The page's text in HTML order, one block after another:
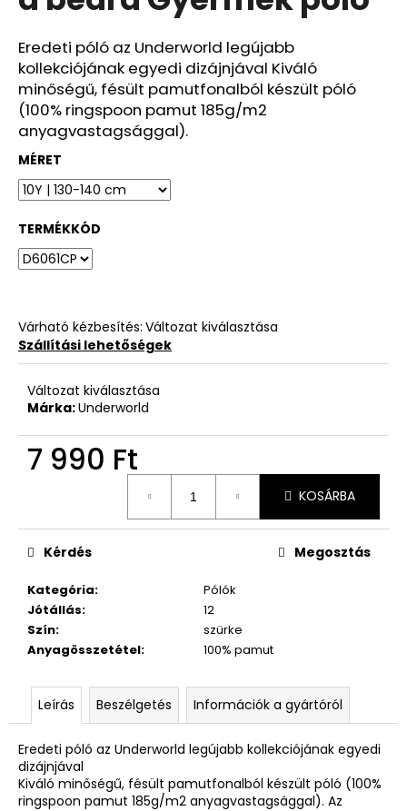
ből
csillag.
Eredeti póló az Underworld legújabb
kollekciójának egyedi dizájnjával Kiváló
minőségű, fésült pamutfonalból készült póló
(100% ringspoon pamut 185g/m2
anyagvastagsággal).
MÉRET
TERMÉKKÓD
Várható kézbesítés: Változat kiválasztása
Szállítási lehetőségek
Változat kiválasztása
Márka:Underworld
7 990 Ft
KOSÁRBA
Kategória:
Pólók
Jótállás:
12
Szín:
szürke
Anyagösszetétel: 100% pamut
Kérdés Megosztás
Leírás Beszélgetés Információk a gyártóról
Eredeti póló az Underworld legújabb kollekciójának egyedi
dizájnjával
Kiváló minőségű, fésült pamutfonalból készült póló (100%
ringspoon pamut 185g/m2 anyagvastagsággal). Az